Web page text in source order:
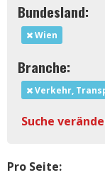
Bundesland:
Wien
Branche:
Verkehr,
Suche
Pro Seite: